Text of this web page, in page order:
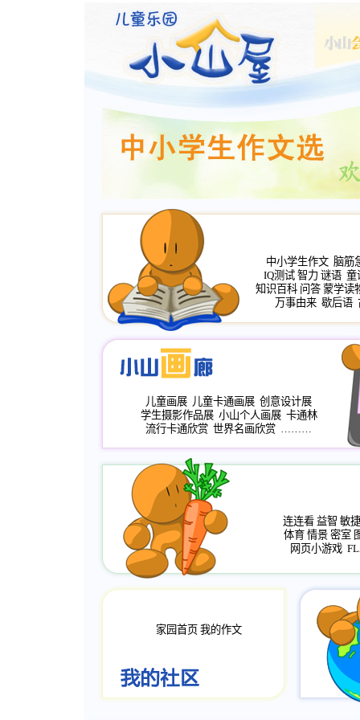
中小学生作文 脑筋
IQ测试 智力 谜语 童
知识百科 问答 蒙学读
万事由来 歇后语
儿童画展 儿童卡通画展 创意设计展
学生摄影作品展 小山个人画展 卡通林
流行卡通欣赏 世界名画欣赏 ………
连连看 益智 敏捷
体育 情景 密室
网页小游戏
家园首页 我的作文